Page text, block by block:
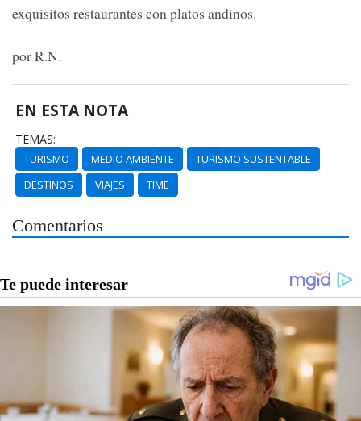
exquisitos restaurantes con platos andinos.
por R.N.
EN ESTA NOTA
TEMAS:
TURISMO MEDIO AMBIENTE
TURISMO SUSTENTABLE
DESTINOS
VIAJES TIME
Comentarios